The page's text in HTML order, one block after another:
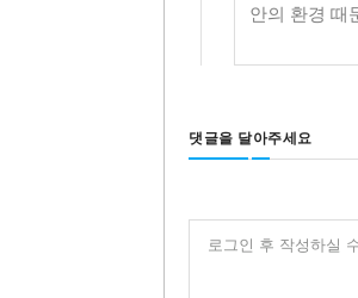
안의 환경 때
댓글을 달아주세요
로그인 후 작성하실